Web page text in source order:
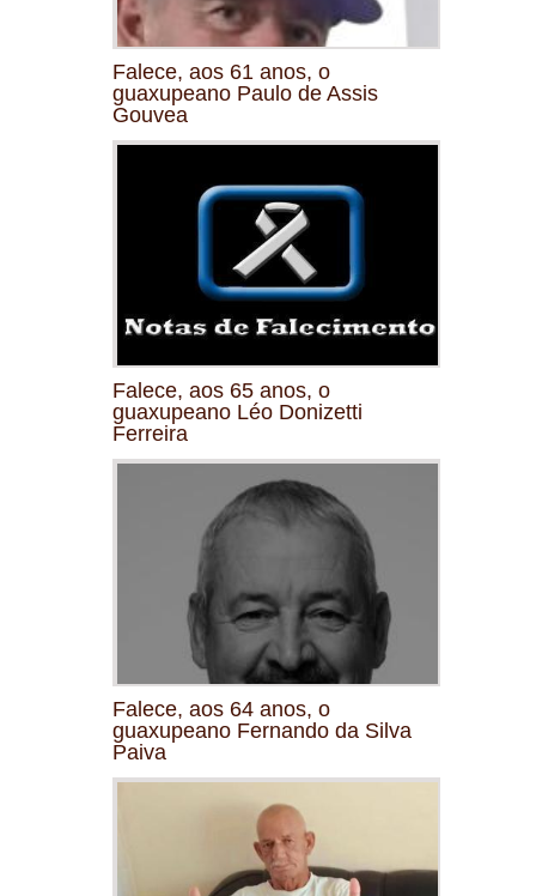
Falece, aos 61 anos, o
guaxupeano Paulo de Assis
Gouvea
Falece, aos 65 anos, o
guaxupeano Léo Donizetti
Ferreira
Falece, aos 64 anos, o
guaxupeano Fernando da Silva
Paiva